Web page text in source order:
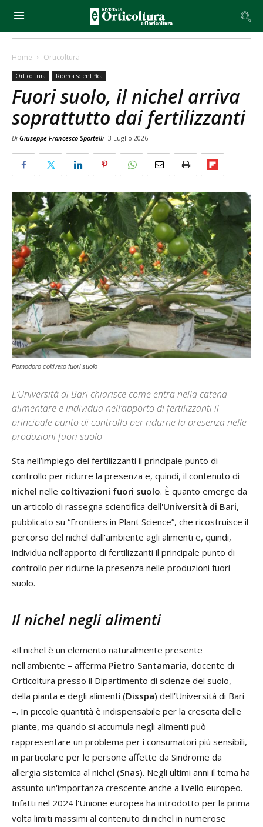
Home Orticoltura
Orticoltura Ricerca scientifica
Fuori suolo, il nichel arriva
soprattutto dai fertilizzanti
Di Giuseppe Francesco Sportelli 3 Luglio 2026
Pomodoro coltivato fuori suolo
L’Università di Bari chiarisce come entra nella catena
alimentare e individua nell’apporto di fertilizzanti il
principale punto di controllo per ridurne la presenza nelle
produzioni fuori suolo
Sta nell’impiego dei fertilizzanti il principale punto di
controllo per ridurre la presenza e, quindi, il contenuto di
nichel nelle coltivazioni fuori suolo. È quanto emerge da
un articolo di rassegna scientifica dell'Università di Bari,
pubblicato su “Frontiers in Plant Science”, che ricostruisce il
percorso del nichel dall'ambiente agli alimenti e, quindi,
individua nell’apporto di fertilizzanti il principale punto di
controllo per ridurne la presenza nelle produzioni fuori
suolo.
Il nichel negli alimenti
«Il nichel è un elemento naturalmente presente
nell'ambiente – afferma Pietro Santamaria, docente di
Orticoltura presso il Dipartimento di scienze del suolo,
della pianta e degli alimenti (Disspa) dell’Università di Bari
–. In piccole quantità è indispensabile per la crescita delle
piante, ma quando si accumula negli alimenti può
rappresentare un problema per i consumatori più sensibili,
in particolare per le persone affette da Sindrome da
allergia sistemica al nichel (Snas). Negli ultimi anni il tema ha
assunto un'importanza crescente anche a livello europeo.
Infatti nel 2024 l'Unione europea ha introdotto per la prima
volta limiti massimi al contenuto di nichel in numerose